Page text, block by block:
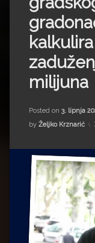
Impressum
Milenko Strižak
Drugi autori
Drugi autori
Matea Andrić
Ljiljana Lekanić-
Željko Krznarić
Mario Lovreković
Miroslav Šantek
milijuna
Posted on 3. lipnja
by Željko Krznarić